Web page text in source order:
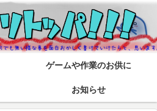
ゲームや作業のお供に
お知らせ